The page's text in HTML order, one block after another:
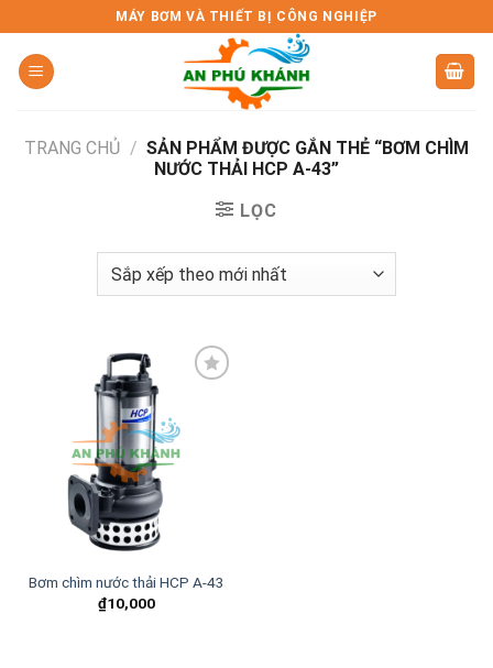
to
content
MÁY BƠM VÀ THIẾT BỊ CÔNG NGHIỆP
TRANG CHỦ / SẢN PHẨM ĐƯỢC GẮN THẺ “BƠM CHÌM
NƯỚC THẢI HCP A-43”
LỌC
wishlist
Bơm chìm nước thải HCP A-43
₫10,000